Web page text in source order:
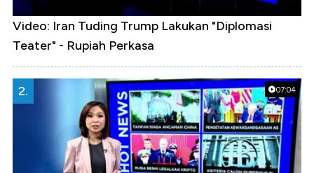
Video: Iran Tuding Trump Lakukan "Diplomasi
Teater" - Rupiah Perkasa
07:04
2.